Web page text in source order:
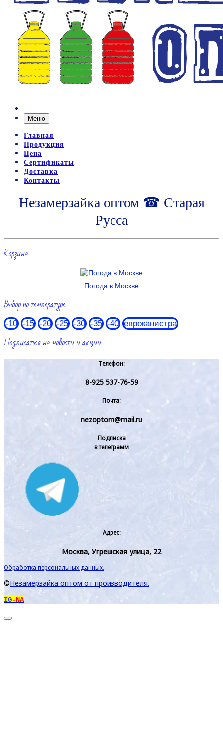
Меню
Главная
Продукция
Цена
Сертификаты
Доставка
Контакты
Незамерзайка оптом ☎ Старая
Русса
Корзина
Погода в Москве
Выбор по температуре
-10 -15 -20 -25 -30 -35 -40 евроканистра
Подписаться на новости и акции
Телефон:
8-925 537-76-59
Почта:
nezoptom@mail.ru
Подписка
в телеграмм
Адрес:
Москва, Угрешская улица, 22
Обработка персональных данных.
©Незамерзайка оптом от производителя.
IG-NA